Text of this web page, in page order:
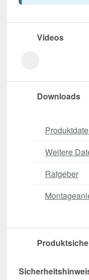
Videos
Downloads
Weitere
Ratgeber